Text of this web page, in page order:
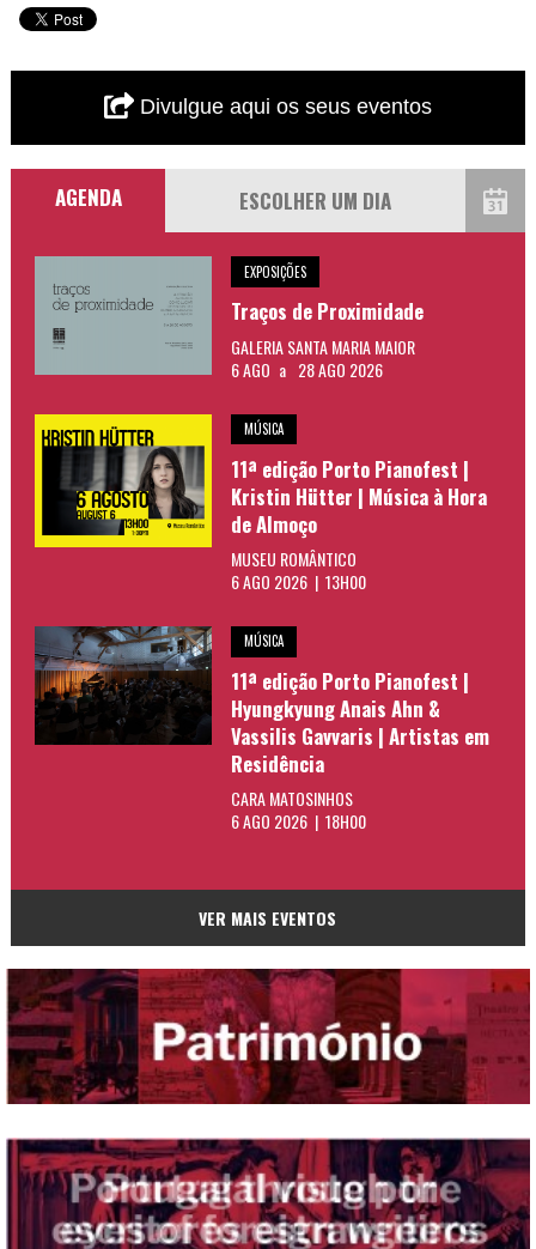
Divulgue aqui os seus eventos
AGENDA
EXPOSIÇÕES
Traços de Proximidade
GALERIA SANTA MARIA MAIOR
6 AGO a 28 AGO 2026
MÚSICA
11ª edição Porto Pianofest |
Kristin Hütter | Música à Hora
de Almoço
MUSEU ROMÂNTICO
6 AGO 2026 | 13H00
MÚSICA
11ª edição Porto Pianofest |
Hyungkyung Anais Ahn &
Vassilis Gavvaris | Artistas em
Residência
CARA MATOSINHOS
6 AGO 2026 | 18H00
VER MAIS EVENTOS